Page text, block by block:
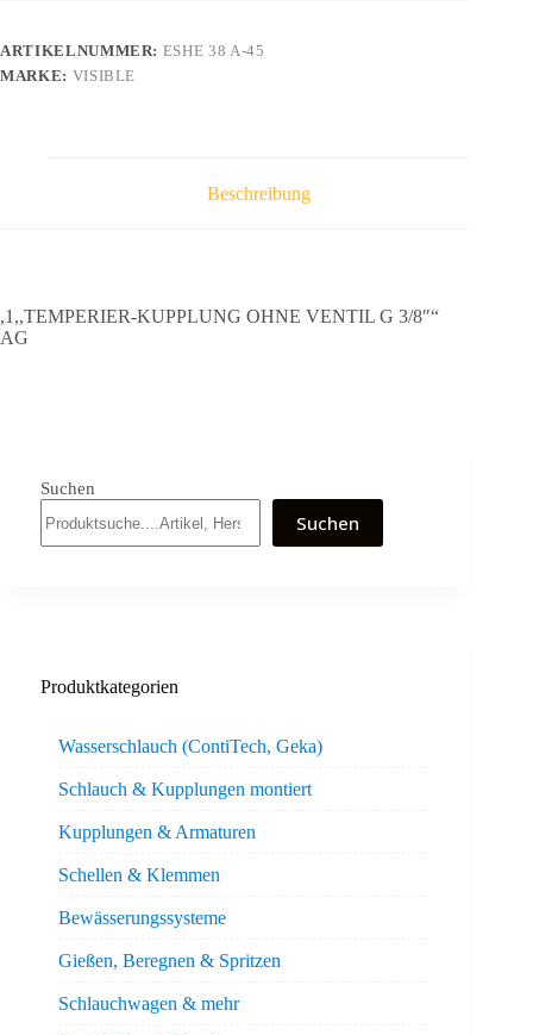
ARTIKELNUMMER: ESHE 38 A-45
MARKE: VISIBLE
Beschreibung
,1,,TEMPERIER-KUPPLUNG OHNE VENTIL G 3/8″“
AG
Suchen
Suchen
Produktkategorien
Wasserschlauch (ContiTech, Geka)
Schlauch & Kupplungen montiert
Kupplungen & Armaturen
Schellen & Klemmen
Bewässerungssysteme
Gießen, Beregnen & Spritzen
Schlauchwagen & mehr